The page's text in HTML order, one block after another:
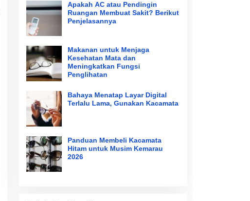
Apakah AC atau Pendingin
Ruangan Membuat Sakit? Berikut
Penjelasannya
Makanan untuk Menjaga
Kesehatan Mata dan
Meningkatkan Fungsi
Penglihatan
Bahaya Menatap Layar Digital
Terlalu Lama, Gunakan Kacamata
Panduan Membeli Kacamata
Hitam untuk Musim Kemarau
2026